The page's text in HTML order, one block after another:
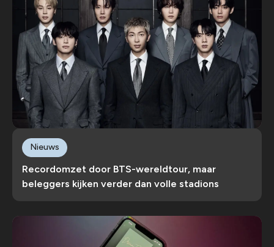
Recordomzet door BTS-wereldtour, maar
beleggers kijken verder dan volle stadions
Nieuws